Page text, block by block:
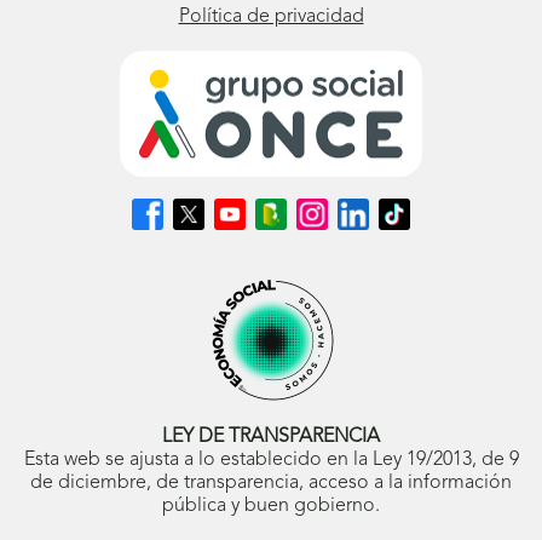
Política de privacidad
Síguenos
en
Síguenos
en
ventana
nueva)
Síguenos
en
abrirá
en
ventana
nueva)
Síguenos
en
Blog
ONCE
(se
abrirá
en
ventana
Síguenos
en
abrirá
en
ventana
nueva)
Síguenos
en
Síguenos
en
LEY DE TRANSPARENCIA
Esta web se ajusta a lo establecido en la Ley 19/2013, de 9
de diciembre, de transparencia, acceso a la información
pública y buen gobierno.